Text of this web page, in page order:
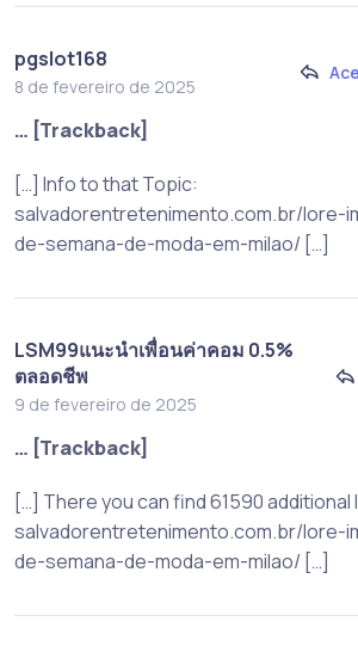
pgslot168
8 de fevereiro de 2025
… [Trackback]
[…] Info to that Topic:
salvadorentretenimento.com.br/lore-
de-semana-de-moda-em-milao/ […]
LSM99แนะนำเพื่อนค่าคอม 0.5%
ตลอดชีพ
9 de fevereiro de 2025
… [Trackback]
[…] There you can find 61590
salvadorentretenimento.com.br/lore-
de-semana-de-moda-em-milao/ […]